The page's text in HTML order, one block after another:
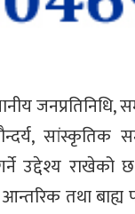
जनप्रतिनिधि,
सांस्कृतिक
उद्देश्य राखेको छ
तथा बाह्य